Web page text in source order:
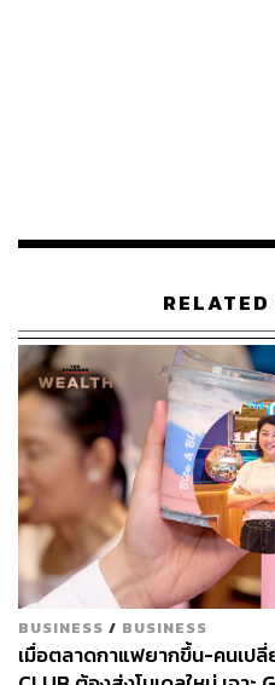
ส่วนของมัลติแบรนด์ที่มีแบ
ส่วนกาแฟอร่อยๆ ในร้านต้องย
ริสต้าชาวพังงาที่เคยทำงานใ
หลายปี ก่อนกลับมาบ้านเกิดเ
สูตรเครื่องดื่มต่างๆ ให้ลูกค้าไ
กับต่อได้ที่บาร์
BUSINESS / BUSINESS
เมื่อตลาดกาแฟยากขึ้น-คนเปลี่